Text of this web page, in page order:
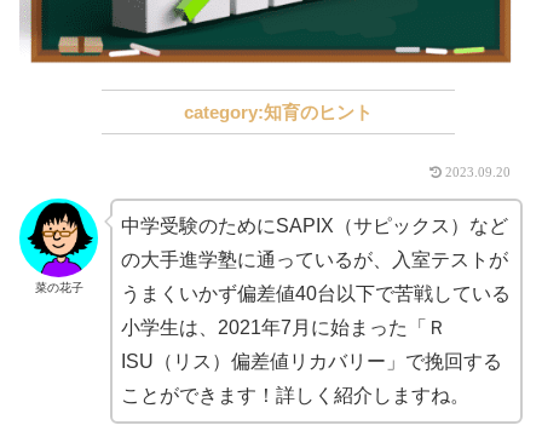
知育のヒント
2023.09.20
菜の花子
中学受験のためにSAPIX（サピックス）など
の大手進学塾に通っているが、入室テストが
うまくいかず偏差値40台以下で苦戦している
小学生は、2021年7月に始まった「Ｒ
ISU（リス）偏差値リカバリー」で挽回する
ことができます！詳しく紹介しますね。